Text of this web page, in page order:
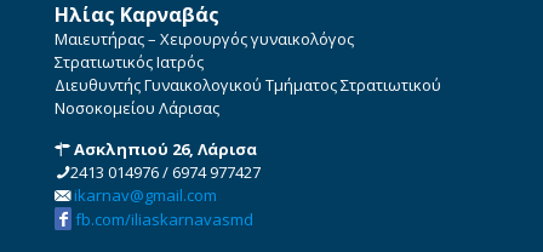
Ηλίας Καρναβάς
Μαιευτήρας – Χειρουργός γυναικολόγος
Στρατιωτικός Ιατρός
Διευθυντής Γυναικολογικού Τμήματος Στρατιωτικού
Νοσοκομείου Λάρισας
Ασκληπιού 26, Λάρισα
2413 014976/6974 977427
ikarnav@gmail.com
fb.com/iliaskarnavasmd